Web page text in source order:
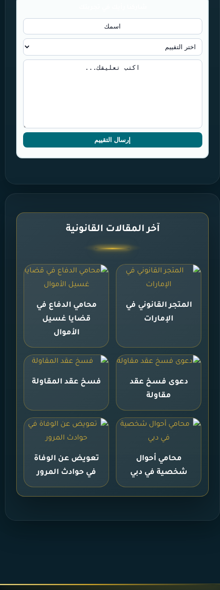
إرسال التقييم
آخر المقالات القانونية
المتجر القانوني في
الإمارات
محامي الدفاع في
قضايا غسيل
الأموال
دعوى فسخ عقد
مقاولة
فسخ عقد المقاولة
محامي أحوال
شخصية في دبي
تعويض عن الوفاة
في حوادث المرور